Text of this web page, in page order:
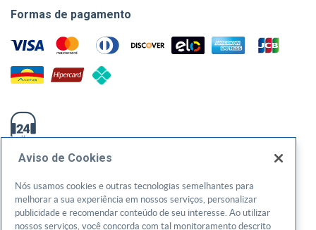
Formas de pagamento
0800-570-0800
Av. T-3, 1000, Setor Bueno - Goiânia/GO - CEP: 74210240
CNPJ: 01.269.984/0001-73
Aviso de Cookies
Nós usamos cookies e outras tecnologias semelhantes para
melhorar a sua experiência em nossos serviços, personalizar
publicidade e recomendar conteúdo de seu interesse. Ao utilizar
nossos serviços, você concorda com tal monitoramento descrito